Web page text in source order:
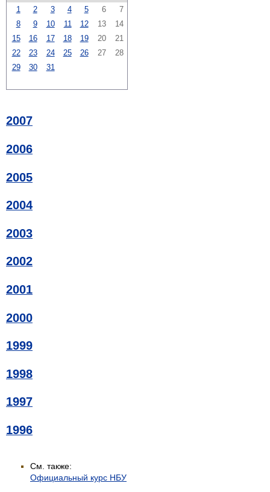
1
2 3 4 5 6
7
8
9 10 11 12 13
14
15
16 17 18 19 20
21
22
23 24 25 26 27
28
29
30 31
2007
2006
2005
2004
2003
2002
2001
2000
1999
1998
1997
1996
См. также:
Официальный курс НБУ